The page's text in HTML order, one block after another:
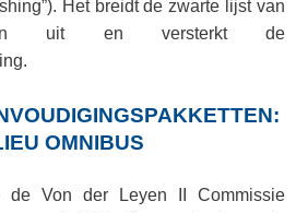
Het breidt de zwarte lijst van
uit en versterkt de
OMNIBUS
de Von der Leyen II Commissie